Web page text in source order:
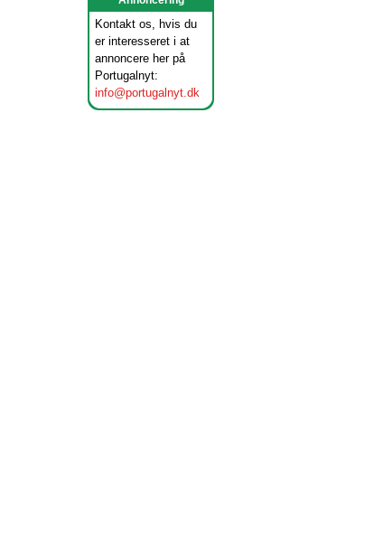
Kontakt os, hvis du
er interesseret i at
annoncere her på
Portugalnyt:
info@portugalnyt.dk